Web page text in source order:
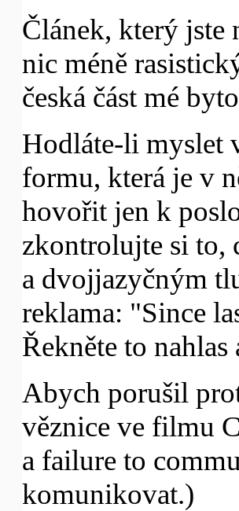
Článek, který jste
nic méně
česká část mé
Hodláte-li myslet
formu, která je v
hovořit jen k
zkontrolujte si to,
a dvojjazyčným
reklama: "Since
Řekněte to
Abych porušil
věznice ve filmu
a failure to
komunikovat.)